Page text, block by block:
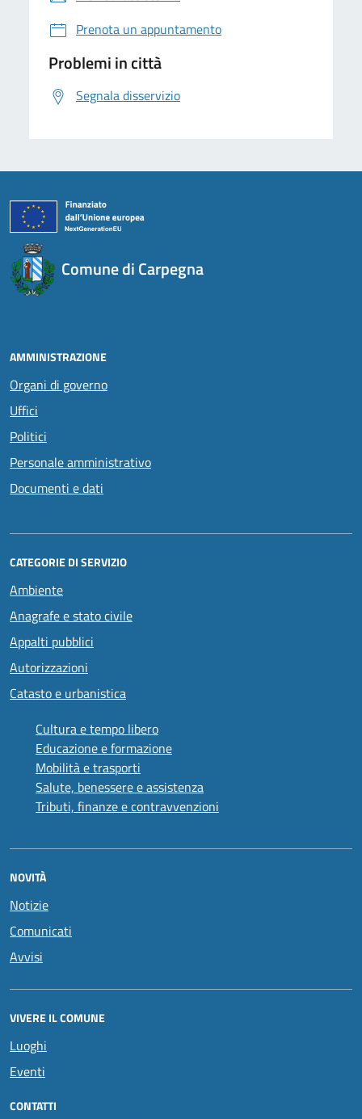
Prenota un appuntamento
Problemi in città
Segnala disservizio
Comune di Carpegna
AMMINISTRAZIONE
Organi di governo
Uffici
Politici
Personale amministrativo
Documenti e dati
CATEGORIE DI SERVIZIO
Ambiente
Anagrafe e stato civile
Appalti pubblici
Autorizzazioni
Catasto e urbanistica
Cultura e tempo libero
Educazione e formazione
Mobilità e trasporti
Salute, benessere e assistenza
Tributi, finanze e contravvenzioni
NOVITÀ
Notizie
Comunicati
Avvisi
VIVERE IL COMUNE
Luoghi
Eventi
CONTATTI